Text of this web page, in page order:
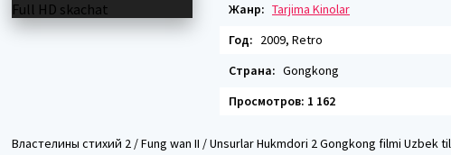
Жанр: Tarjima Kinolar
Год: 2009, Retro
Страна: Gongkong
Просмотров: 1 162
Властелины стихий 2 / Fung wan II / Unsurlar Hukmdori 2 Gongkong filmi Uzbek